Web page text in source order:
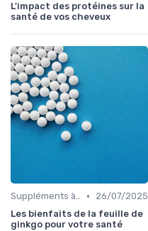
L'impact des protéines sur la
santé de vos cheveux
Suppléments à base de plantes •
26/07/2025
Les bienfaits de la feuille de
ginkgo pour votre santé